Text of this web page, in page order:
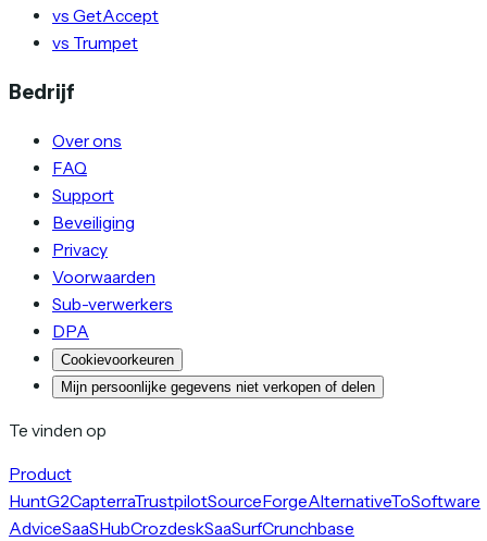
vs GetAccept
vs Trumpet
Bedrijf
Over ons
FAQ
Support
Beveiliging
Privacy
Voorwaarden
Sub-verwerkers
DPA
Cookievoorkeuren
Mijn persoonlijke gegevens niet verkopen of delen
Te vinden op
Product
HuntG2CapterraTrustpilotSourceForgeAlternativeToSoftware
AdviceSaaSHubCrozdeskSaaSurfCrunchbase